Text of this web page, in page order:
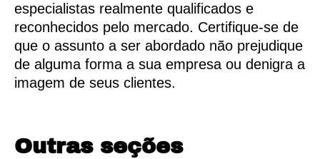
especialistas realmente qualificados e
reconhecidos pelo mercado. Certifique-se de
que o assunto a ser abordado não prejudique
de alguma forma a sua empresa ou denigra a
imagem de seus clientes.
Outras seções